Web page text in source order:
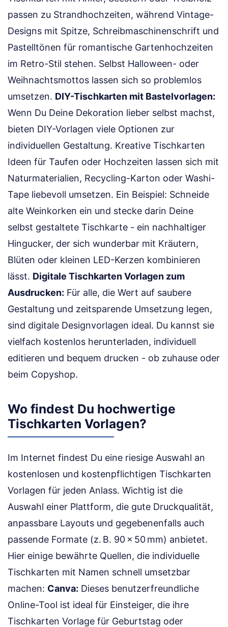
passen zu Strandhochzeiten, während Vintage-
Designs mit Spitze, Schreibmaschinenschrift und
Pastelltönen für romantische Gartenhochzeiten
im Retro-Stil stehen. Selbst Halloween- oder
Weihnachtsmottos lassen sich so problemlos
umsetzen. DIY-Tischkarten mit Bastelvorlagen:
Wenn Du Deine Dekoration lieber selbst machst,
bieten DIY-Vorlagen viele Optionen zur
individuellen Gestaltung. Kreative Tischkarten
Ideen für Taufen oder Hochzeiten lassen sich mit
Naturmaterialien, Recycling-Karton oder Washi-
Tape liebevoll umsetzen. Ein Beispiel: Schneide
alte Weinkorken ein und stecke darin Deine
selbst gestaltete Tischkarte - ein nachhaltiger
Hingucker, der sich wunderbar mit Kräutern,
Blüten oder kleinen LED-Kerzen kombinieren
lässt. Digitale Tischkarten Vorlagen zum
Ausdrucken: Für alle, die Wert auf saubere
Gestaltung und zeitsparende Umsetzung legen,
sind digitale Designvorlagen ideal. Du kannst sie
vielfach kostenlos herunterladen, individuell
editieren und bequem drucken - ob zuhause oder
beim Copyshop.
Wo findest Du hochwertige
Tischkarten Vorlagen?
Im Internet findest Du eine riesige Auswahl an
kostenlosen und kostenpflichtigen Tischkarten
Vorlagen für jeden Anlass. Wichtig ist die
Auswahl einer Plattform, die gute Druckqualität,
anpassbare Layouts und gegebenenfalls auch
passende Formate (z. B. 90 × 50 mm) anbietet.
Hier einige bewährte Quellen, die individuelle
Tischkarten mit Namen schnell umsetzbar
machen: Canva: Dieses benutzerfreundliche
Online-Tool ist ideal für Einsteiger, die ihre
Tischkarten Vorlage für Geburtstag oder